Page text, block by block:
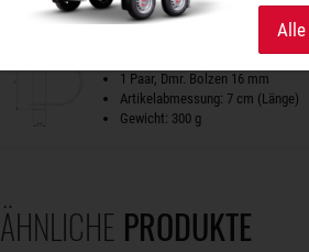
Scharnierbolzen mit
1 Paar, Dmr. Bolzen 16 mm
Artikelabmessung: 7 cm (Länge)
Gewicht: 300 g
ÄHNLICHE PRODUKTE
Alle